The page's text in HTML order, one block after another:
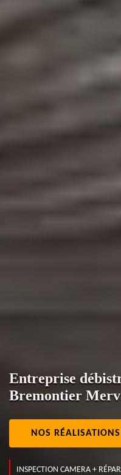
Entreprise
Bremontier
NOS RÉALISATIONS
INSPECTION CAMERA +